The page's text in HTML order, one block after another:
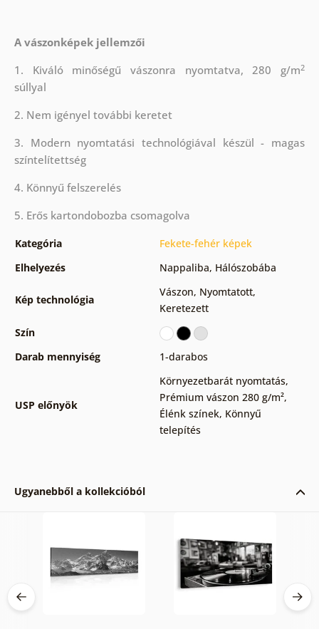
A vászonképek jellemzői
1. Kiváló minőségű vászonra nyomtatva, 280 g/m2
súllyal
2. Nem igényel további keretet
3. Modern nyomtatási technológiával készül - magas
színtelítettség
4. Könnyű felszerelés
5. Erős kartondobozba csomagolva
Kategória
Fekete-fehér képek
Elhelyezés
Nappaliba, Hálószobába
Kép technológia
Vászon, Nyomtatott,
Keretezett
Szín
Darab mennyiség
1-darabos
USP előnyök
Környezetbarát nyomtatás,
Prémium vászon 280 g/m²,
Élénk színek, Könnyű
telepítés
Ugyanebből a kollekcióból